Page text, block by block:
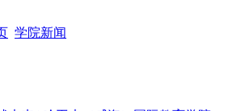
学院新闻